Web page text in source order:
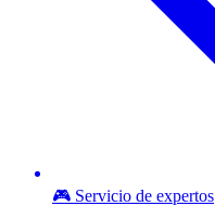
🎮 Servicio de expertos